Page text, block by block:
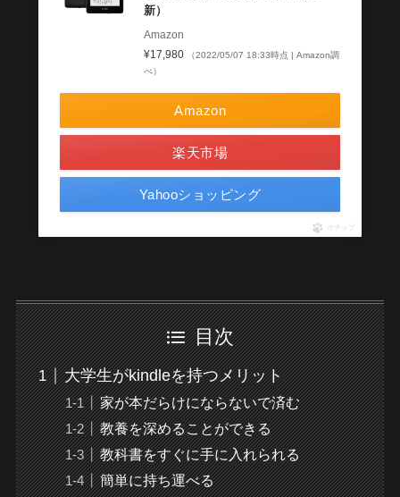
新）
Amazon
¥17,980
（2022/05/07 18:33時点 | Amazon調
べ）
Amazon
楽天市場
Yahooショッピング
ポチップ
目次
大学生がkindleを持つメリット
家が本だらけにならないで済む
教養を深めることができる
教科書をすぐに手に入れられる
簡単に持ち運べる